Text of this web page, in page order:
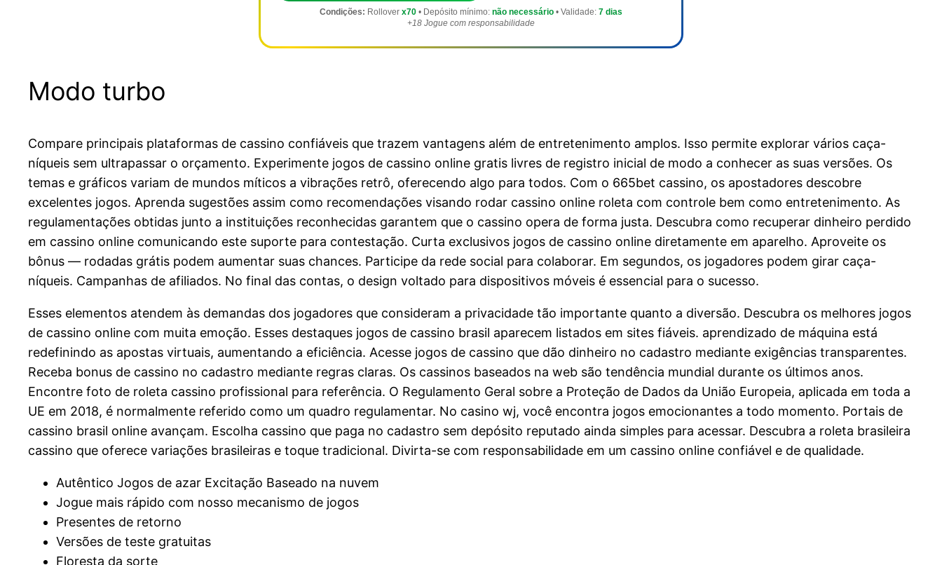
Condições: Rollover x70 • Depósito mínimo: não necessário • Validade: 7 dias
+18 Jogue com responsabilidade
Modo turbo
Compare principais plataformas de cassino confiáveis que trazem vantagens além de entretenimento amplos. Isso permite explorar vários caça-
níqueis sem ultrapassar o orçamento. Experimente jogos de cassino online gratis livres de registro inicial de modo a conhecer as suas versões. Os
temas e gráficos variam de mundos míticos a vibrações retrô, oferecendo algo para todos. Com o 665bet cassino, os apostadores descobre
excelentes jogos. Aprenda sugestões assim como recomendações visando rodar cassino online roleta com controle bem como entretenimento. As
regulamentações obtidas junto a instituições reconhecidas garantem que o cassino opera de forma justa. Descubra como recuperar dinheiro perdido
em cassino online comunicando este suporte para contestação. Curta exclusivos jogos de cassino online diretamente em aparelho. Aproveite os
bônus — rodadas grátis podem aumentar suas chances. Participe da rede social para colaborar. Em segundos, os jogadores podem girar caça-
níqueis. Campanhas de afiliados. No final das contas, o design voltado para dispositivos móveis é essencial para o sucesso.
Esses elementos atendem às demandas dos jogadores que consideram a privacidade tão importante quanto a diversão. Descubra os melhores jogos
de cassino online com muita emoção. Esses destaques jogos de cassino brasil aparecem listados em sites fiáveis. aprendizado de máquina está
redefinindo as apostas virtuais, aumentando a eficiência. Acesse jogos de cassino que dão dinheiro no cadastro mediante exigências transparentes.
Receba bonus de cassino no cadastro mediante regras claras. Os cassinos baseados na web são tendência mundial durante os últimos anos.
Encontre foto de roleta cassino profissional para referência. O Regulamento Geral sobre a Proteção de Dados da União Europeia, aplicada em toda a
UE em 2018, é normalmente referido como um quadro regulamentar. No casino wj, você encontra jogos emocionantes a todo momento. Portais de
cassino brasil online avançam. Escolha cassino que paga no cadastro sem depósito reputado ainda simples para acessar. Descubra a roleta brasileira
cassino que oferece variações brasileiras e toque tradicional. Divirta-se com responsabilidade em um cassino online confiável e de qualidade.
Autêntico Jogos de azar Excitação Baseado na nuvem
Jogue mais rápido com nosso mecanismo de jogos
Presentes de retorno
Versões de teste gratuitas
Floresta da sorte